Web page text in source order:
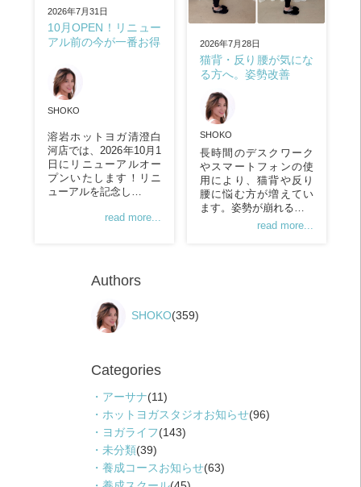
2026年7月31日
10月OPEN！リニュー
アル前の今が一番お得
SHOKO
溶岩ホットヨガ清澄白
河店では、2026年10月1
日にリニューアルオー
プンいたします！リニ
ューアルを記念し…
read more...
2026年7月28日
猫背・反り腰が気にな
る方へ。姿勢改善
SHOKO
長時間のデスクワーク
やスマートフォンの使
用により、猫背や反り
腰に悩む方が増えてい
ます。姿勢が崩れる…
read more...
Authors
SHOKO(359)
Categories
アーサナ(11)
ホットヨガスタジオお知らせ(96)
ヨガライフ(143)
未分類(39)
養成コースお知らせ(63)